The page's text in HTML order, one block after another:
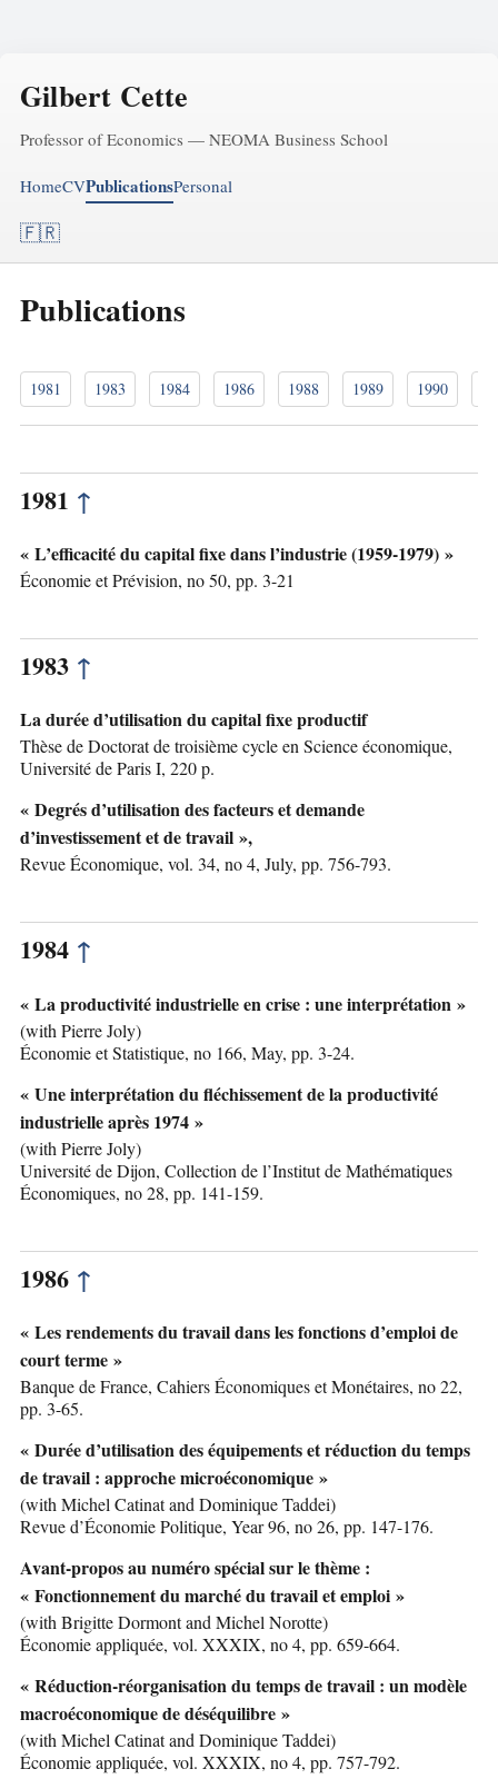
Gilbert Cette
Professor of Economics — NEOMA Business School
HomeCVPublicationsPersonal
🇫🇷
Publications
1981 1983 1984 1986 1988 1989 1990
1981 ↑
« L’efficacité du capital fixe dans l’industrie (1959-1979) »
Économie et Prévision, no 50, pp. 3-21
1983 ↑
La durée d’utilisation du capital fixe productif
Thèse de Doctorat de troisième cycle en Science économique,
Université de Paris I, 220 p.
« Degrés d’utilisation des facteurs et demande
d’investissement et de travail »,
Revue Économique, vol. 34, no 4, July, pp. 756-793.
1984 ↑
« La productivité industrielle en crise : une interprétation »
(with Pierre Joly)
Économie et Statistique, no 166, May, pp. 3-24.
« Une interprétation du fléchissement de la productivité
industrielle après 1974 »
(with Pierre Joly)
Université de Dijon, Collection de l’Institut de Mathématiques
Économiques, no 28, pp. 141-159.
1986 ↑
« Les rendements du travail dans les fonctions d’emploi de
court terme »
Banque de France, Cahiers Économiques et Monétaires, no 22,
pp. 3-65.
« Durée d’utilisation des équipements et réduction du temps
de travail : approche microéconomique »
(with Michel Catinat and Dominique Taddei)
Revue d’Économie Politique, Year 96, no 26, pp. 147-176.
Avant-propos au numéro spécial sur le thème :
« Fonctionnement du marché du travail et emploi »
(with Brigitte Dormont and Michel Norotte)
Économie appliquée, vol. XXXIX, no 4, pp. 659-664.
« Réduction-réorganisation du temps de travail : un modèle
macroéconomique de déséquilibre »
(with Michel Catinat and Dominique Taddei)
Économie appliquée, vol. XXXIX, no 4, pp. 757-792.